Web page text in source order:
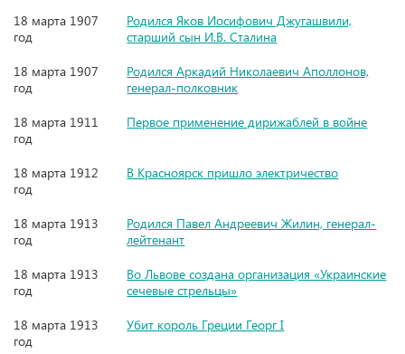
18 марта 1907
год
Родился Яков Иосифович Джугашвили,
старший сын И.В. Сталина
18 марта 1907
год
Родился Аркадий Николаевич Аполлонов,
генерал-полковник
18 марта 1911
год
Первое применение дирижаблей в войне
18 марта 1912
год
В Красноярск пришло электричество
18 марта 1913
год
Родился Павел Андреевич Жилин, генерал-
лейтенант
18 марта 1913
год
Во Львове создана организация «Украинские
сечевые стрельцы»
18 марта 1913
год
Убит король Греции Георг I